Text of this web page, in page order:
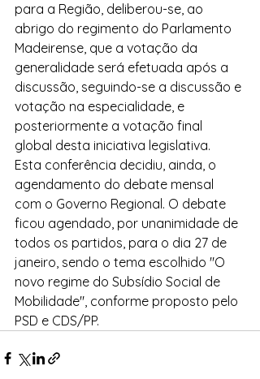
para a Região, deliberou-se, ao
abrigo do regimento do Parlamento
Madeirense, que a votação da
generalidade será efetuada após a
discussão, seguindo-se a discussão e
votação na especialidade, e
posteriormente a votação final
global desta iniciativa legislativa.
Esta conferência decidiu, ainda, o
agendamento do debate mensal
com o Governo Regional. O debate
ficou agendado, por unanimidade de
todos os partidos, para o dia 27 de
janeiro, sendo o tema escolhido "O
novo regime do Subsídio Social de
Mobilidade", conforme proposto pelo
PSD e CDS/PP.